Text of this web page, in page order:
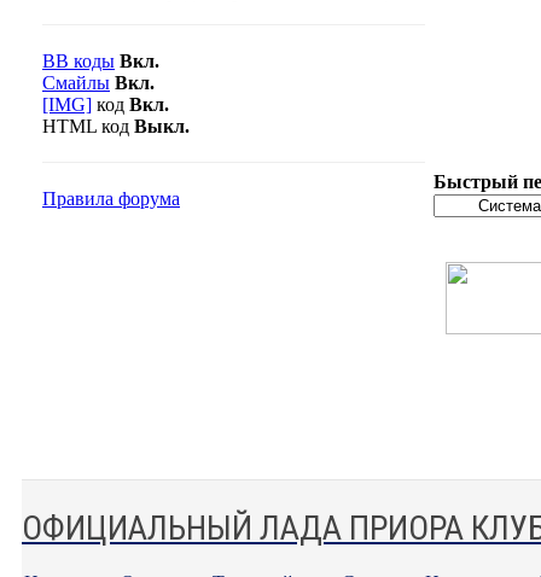
BB коды Вкл.
Смайлы Вкл.
[IMG] код Вкл.
HTML код Выкл.
Правила форума
Быстрый
ОФИЦИАЛЬНЫЙ ЛАДА ПРИОРА